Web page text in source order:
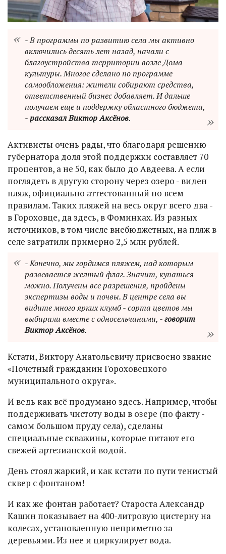
- В программы по развитию села мы активно
включились десять лет назад, начали с
благоустройства территории возле Дома
культуры. Многое сделано по программе
самообложения: жители собирают средства,
ответственный бизнес добавляет. И дальше
получаем еще и поддержку областного бюджета,
-рассказал Виктор Аксёнов.
Активисты очень рады, что благодаря решению
губернатора доля этой поддержки составляет 70
процентов, а не 50, как было до Авдеева. А если
поглядеть в другую сторону через озеро - виден
пляж, официально аттестованный по всем
правилам. Таких пляжей на весь округ всего два -
в Гороховце, да здесь, в Фоминках. Из разных
источников, в том числе внебюджетных, на пляж в
селе затратили примерно 2,5 млн рублей.
- Конечно, мы гордимся пляжем, над которым
развевается желтый флаг. Значит, купаться
можно. Получены все разрешения, пройдены
экспертизы воды и почвы. В центре села вы
видите много ярких клумб - сорта цветов мы
выбирали вместе с односельчанами, -говорит
Виктор Аксёнов.
Кстати, Виктору Анатольевичу присвоено звание
«Почетный гражданин Гороховецкого
муниципального округа».
И ведь как всё продумано здесь. Например, чтобы
поддерживать чистоту воды в озере (по факту -
самом большом пруду села), сделаны
специальные скважины, которые питают его
свежей артезианской водой.
День стоял жаркий, и как кстати по пути тенистый
сквер с фонтаном!
И как же фонтан работает? Староста Александр
Кашин показывает на 400-литровую цистерну на
колесах, установленную неприметно за
деревьями. Из нее и циркулирует вода.